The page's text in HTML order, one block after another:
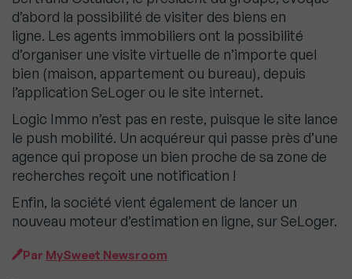
d’abord la possibilité de visiter des biens en
ligne. Les agents immobiliers ont la possibilité
d’organiser une visite virtuelle de n’importe quel
bien (maison, appartement ou bureau), depuis
l’application SeLoger ou le site internet.
Logic Immo n’est pas en reste, puisque le site lance
le push mobilité. Un acquéreur qui passe près d’une
agence qui propose un bien proche de sa zone de
recherches reçoit une notification !
Enfin, la société vient également de lancer un
nouveau moteur d’estimation en ligne, sur SeLoger.
Par MySweet Newsroom